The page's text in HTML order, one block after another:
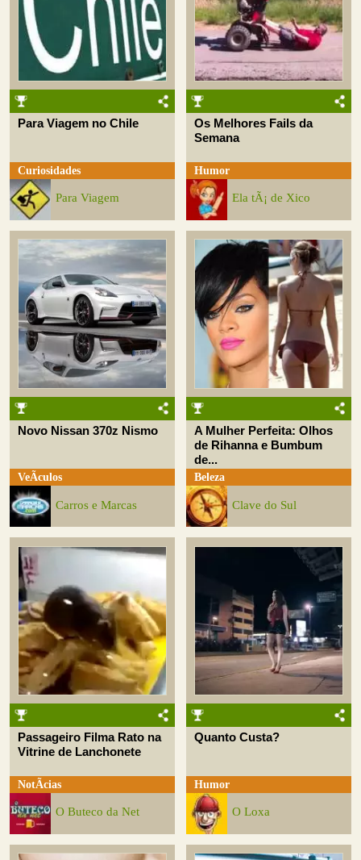
Para Viagem no Chile
Curiosidades
Para Viagem
Os Melhores Fails da
Semana
Humor
Ela tÃ¡ de Xico
Novo Nissan 370z Nismo
VeÃ­culos
Carros e Marcas
A Mulher Perfeita: Olhos
de Rihanna e Bumbum
de...
Beleza
Clave do Sul
Passageiro Filma Rato na
Vitrine de Lanchonete
NotÃ­cias
O Buteco da Net
Quanto Custa?
Humor
O Loxa